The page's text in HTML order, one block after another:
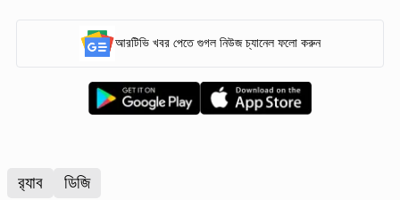
আরটিভি খবর পেতে গুগল নিউজ চ্যানেল ফলো করুন
র‌্যাব ডিজি